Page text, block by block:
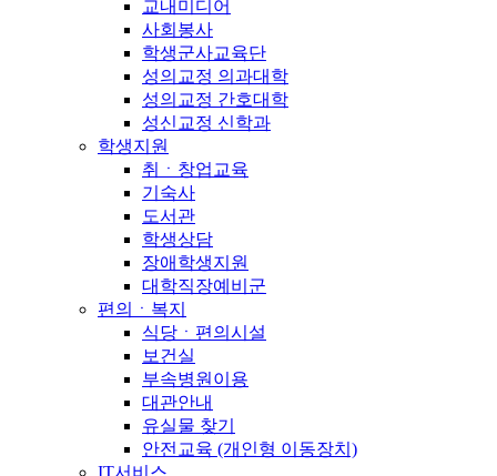
교내미디어
사회봉사
학생군사교육단
성의교정 의과대학
성의교정 간호대학
성신교정 신학과
학생지원
취ㆍ창업교육
기숙사
도서관
학생상담
장애학생지원
대학직장예비군
편의ㆍ복지
식당ㆍ편의시설
보건실
부속병원이용
대관안내
유실물 찾기
안전교육 (개인형 이동장치)